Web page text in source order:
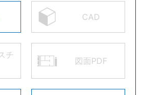
CAD
チ
図面PDF